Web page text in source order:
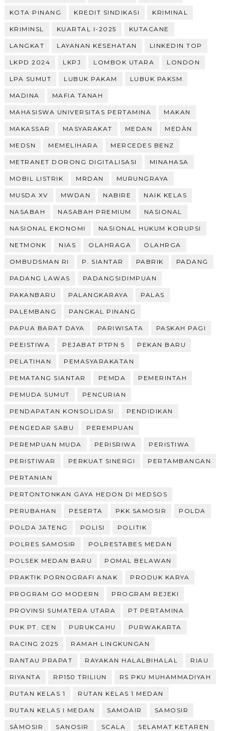
KOTA PINANG KREDIT SINDIKASI KRIMINAL
KRIMINSL KUARTAL I-2025 KUTACANE
LANGKAT LAYANAN KESEHATAN LINKEDIN TOP
LKPD 2024 LKPJ LOMBOK UTARA LONDON
LPA SUMUT LUBUK PAKAM LUBUK PAKSM
MADINA MAFIA TANAH
MAHASISWA UNIVERSITAS PERTAMINA MAKAN
MAKASSAR MASYARAKAT MEDAN MEDÀN
MEDSN MEMELIHARA MERCEDES BENZ
METRANET DORONG DIGITALISASI MINAHASA
MOBIL LISTRIK MRDAN MURUNGRAYA
MUSDA XV MWDAN NABIRE NAIK KELAS
NASABAH NASABAH PREMIUM NASIONAL
NASIONAL EKONOMI NASIONAL HUKUM KORUPSI
NETMONK NIAS OLAHRAGA OLAHRGA
OMBUDSMAN RI P. SIANTAR PABRIK PADANG
PADANG LAWAS PADANGSIDIMPUAN
PAKANBARU PALANGKARAYA PALAS
PALEMBANG PANGKAL PINANG
PAPUA BARAT DAYA PARIWISATA PASKAH PAGI
PEEISTIWA PEJABAT PTPN 5 PEKAN BARU
PELATIHAN PEMASYARAKATAN
PEMATANG SIANTAR PEMDA PEMERINTAH
PEMUDA SUMUT PENCURIAN
PENDAPATAN KONSOLIDASI PENDIDIKAN
PENGEDAR SABU PEREMPUAN
PEREMPUAN MUDA PERISRIWA PERISTIWA
PERISTIWAR PERKUAT SINERGI PERTAMBANGAN
PERTANIAN
PERTONTONKAN GAYA HEDON DI MEDSOS
PERUBAHAN PESERTA PKK SAMOSIR POLDA
POLDA JATENG POLISI POLITIK
POLRES SAMOSIR POLRESTABES MEDAN
POLSEK MEDAN BARU POMAL BELAWAN
PRAKTIK PORNOGRAFI ANAK PRODUK KARYA
PROGRAM GO MODERN PROGRAM REJEKI
PROVINSI SUMATERA UTARA PT PERTAMINA
PUK PT. CEN PURUKCAHU PURWAKARTA
RACING 2025 RAMAH LINGKUNGAN
RANTAU PRAPAT RAYAKAN HALALBIHALAL RIAU
RIYANTA RP150 TRILIUN RS PKU MUHAMMADIYAH
RUTAN KELAS 1 RUTAN KELAS 1 MEDAN
RUTAN KELAS I MEDAN SAMOAIR SAMOSIR
SÀMOSIR SANOSIR SCALA SELAMAT KETAREN